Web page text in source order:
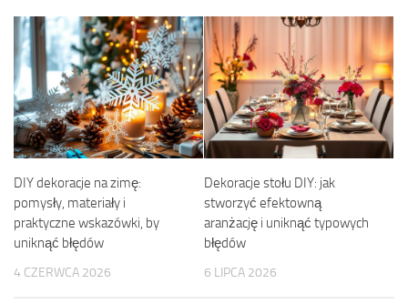
DIY dekoracje na zimę:
pomysły, materiały i
praktyczne wskazówki, by
uniknąć błędów
4 CZERWCA 2026
Dekoracje stołu DIY: jak
stworzyć efektowną
aranżację i uniknąć typowych
błędów
6 LIPCA 2026